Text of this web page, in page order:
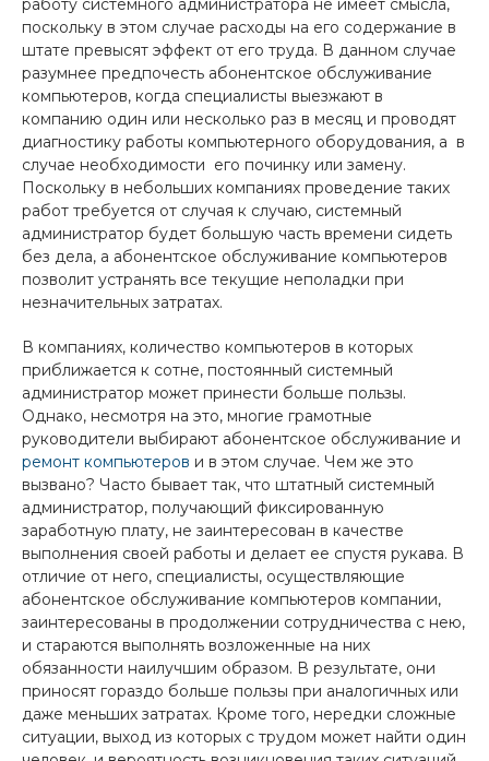
работу системного администратора не имеет смысла,
поскольку в этом случае расходы на его содержание в
штате превысят эффект от его труда. В данном случае
разумнее предпочесть абонентское обслуживание
компьютеров, когда специалисты выезжают в
компанию один или несколько раз в месяц и проводят
диагностику работы компьютерного оборудования, а в
случае необходимости его починку или замену.
Поскольку в небольших компаниях проведение таких
работ требуется от случая к случаю, системный
администратор будет большую часть времени сидеть
без дела, а абонентское обслуживание компьютеров
позволит устранять все текущие неполадки при
незначительных затратах.
В компаниях, количество компьютеров в которых
приближается к сотне, постоянный системный
администратор может принести больше пользы.
Однако, несмотря на это, многие грамотные
руководители выбирают абонентское обслуживание и
ремонт компьютеров и в этом случае. Чем же это
вызвано? Часто бывает так, что штатный системный
администратор, получающий фиксированную
заработную плату, не заинтересован в качестве
выполнения своей работы и делает ее спустя рукава. В
отличие от него, специалисты, осуществляющие
абонентское обслуживание компьютеров компании,
заинтересованы в продолжении сотрудничества с нею,
и стараются выполнять возложенные на них
обязанности наилучшим образом. В результате, они
приносят гораздо больше пользы при аналогичных или
даже меньших затратах. Кроме того, нередки сложные
ситуации, выход из которых с трудом может найти один